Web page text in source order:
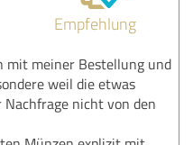
Empfehlung
mit meiner Bestellung und
weil die etwas
nicht von den